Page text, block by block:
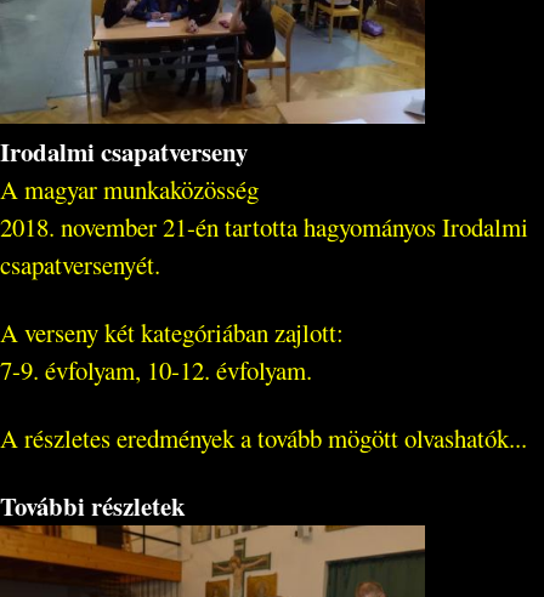
Irodalmi csapatverseny
A magyar munkaközösség
2018. november 21-én tartotta hagyományos Irodalmi
csapatversenyét.
A verseny két kategóriában zajlott:
7-9. évfolyam, 10-12. évfolyam.
A részletes eredmények a tovább mögött olvashatók...
További részletek